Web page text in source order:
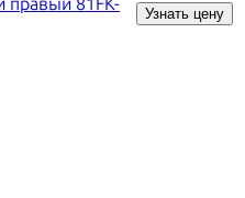
правый 81FK-
Узнать цену